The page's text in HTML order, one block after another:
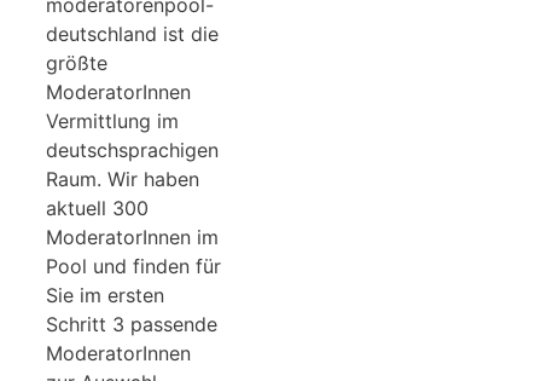
deutschland ist die
größte
ModeratorInnen
Vermittlung im
deutschsprachigen
Raum. Wir haben
aktuell 300
ModeratorInnen im
Pool und finden für
Sie im ersten
Schritt 3 passende
ModeratorInnen